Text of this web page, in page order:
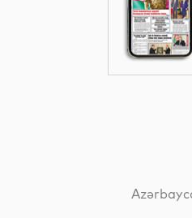
Dünya